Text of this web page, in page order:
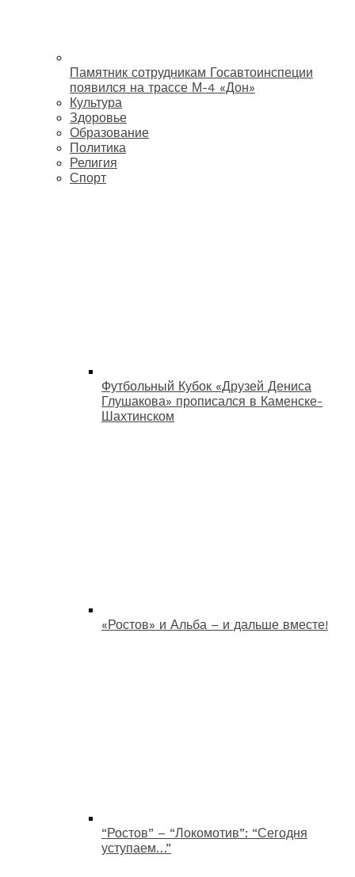
Памятник сотрудникам Госавтоинспеции
появился на трассе М-4 «Дон»
Культура
Здоровье
Образование
Политика
Религия
Спорт
Футбольный Кубок «Друзей Дениса
Глушакова» прописался в Каменске-
Шахтинском
«Ростов» и Альба – и дальше вместе!
“Ростов” – “Локомотив”: “Сегодня
уступаем…”